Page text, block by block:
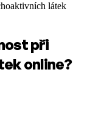
látek
při
online?